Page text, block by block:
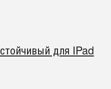
для IPad